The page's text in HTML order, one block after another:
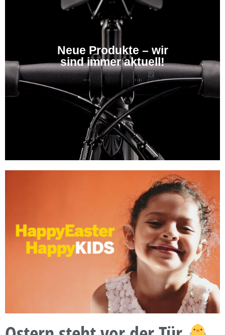
Neue Produkte – wir
sind immer aktuell!